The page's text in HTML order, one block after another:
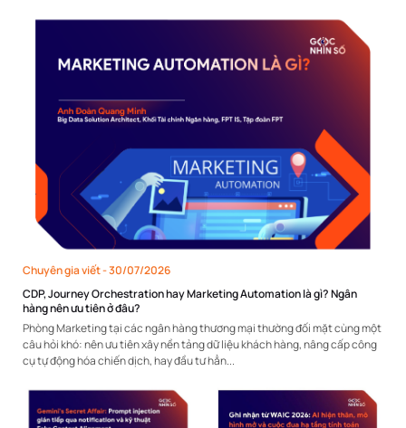
Chuyên gia viết- 30/07/2026
CDP, Journey Orchestration hay Marketing Automation là gì? Ngân
hàng nên ưu tiên ở đâu?
Phòng Marketing tại các ngân hàng thương mại thường đối mặt cùng một
câu hỏi khó: nên ưu tiên xây nền tảng dữ liệu khách hàng, nâng cấp công
cụ tự động hóa chiến dịch, hay đầu tư hẳn...